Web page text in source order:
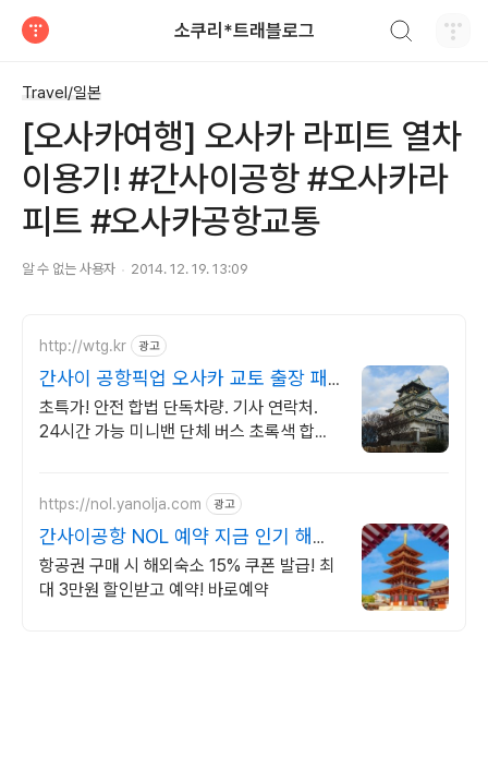
소쿠리*트래블로그
Travel/일본
[오사카여행] 오사카 라피트 열차
이용기! #간사이공항 #오사카라
피트 #오사카공항교통
알 수 없는 사용자 2014. 12. 19. 13:09
http://wtg.kr 광고
간사이 공항픽업 오사카 교토 출장 패
키지 여행 맞춤견적
초특가! 안전 합법 단독차량. 기사 연락처.
24시간 가능 미니밴 단체 버스 초록색 합법
https://nol.yanolja.com 광고
간사이공항 NOL 예약 지금 인기 해외
노선 특가
항공권 구매 시 해외숙소 15% 쿠폰 발급! 최
대 3만원 할인받고 예약! 바로예약